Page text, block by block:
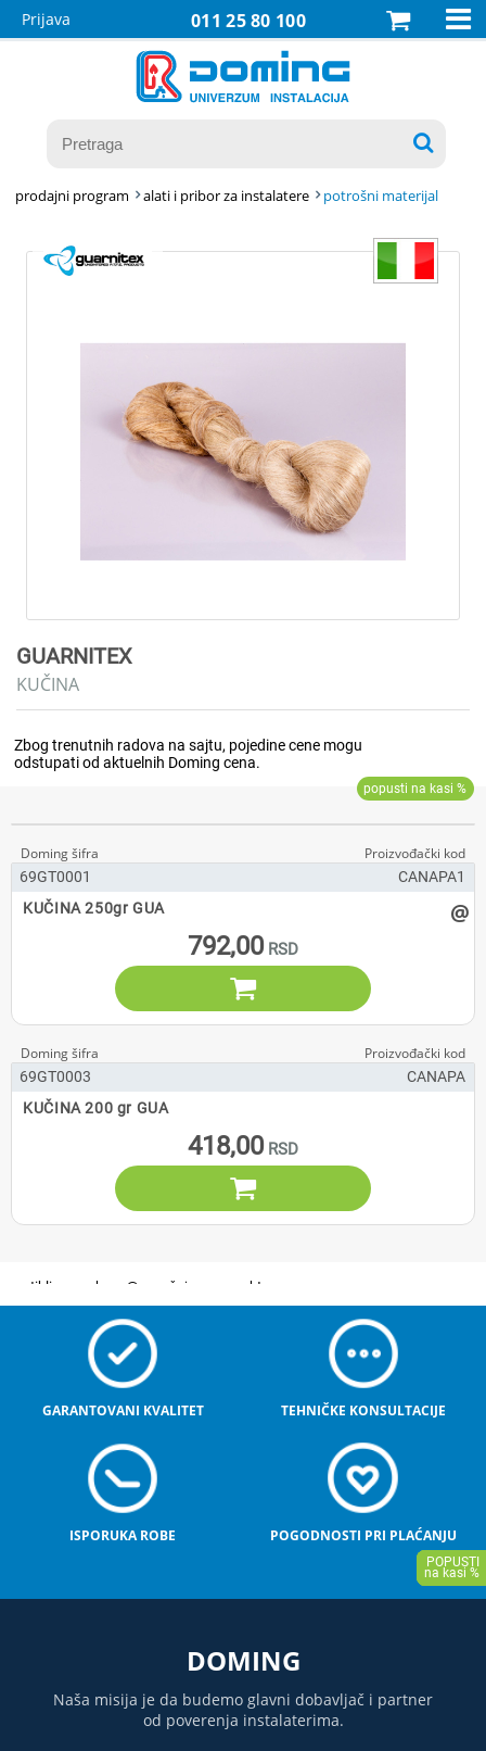
011 25 80 100
Prijava 

prodajni program alati i pribor za instalatere potrošni materijal
GUARNITEX
KUČINA
69GT0001
CANAPA1
KUČINA 250gr GUA
792,00
@

69GT0003
CANAPA
KUČINA 200 gr GUA
418,00

GARANTOVANI KVALITET TEHNIČKE KONSULTACIJE
ISPORUKA ROBE POGODNOSTI PRI PLAĆANJU
DOMING
Naša misija je da budemo glavni dobavljač i partner
od poverenja instalaterima.